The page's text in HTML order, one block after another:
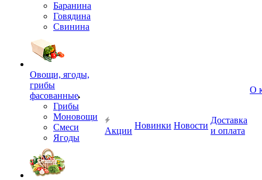
Баранина
Говядина
Свинина
Овощи, ягоды,
грибы
фасованные
Грибы
Моновощи
Смеси
Ягоды
Акции
Новинки Новости
Доставка
и оплата
О